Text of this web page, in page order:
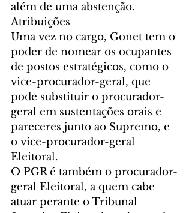
além de uma abstenção.
Atribuições
Uma vez no cargo, Gonet tem o
poder de nomear os ocupantes
de postos estratégicos, como o
vice-procurador-geral, que
pode substituir o procurador-
geral em sustentações orais e
pareceres junto ao Supremo, e
o vice-procurador-geral
Eleitoral.
O PGR é também o procurador-
geral Eleitoral, a quem cabe
atuar perante o Tribunal